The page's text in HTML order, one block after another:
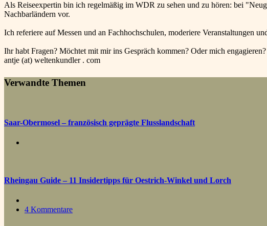
Als Reiseexpertin bin ich regelmäßig im WDR zu sehen und zu hören: bei
Nachbarländern vor.
Ich referiere auf Messen und an Fachhochschulen, moderiere Veranstaltungen
Ihr habt Fragen? Möchtet mit mir ins Gespräch kommen? Oder mich engagieren?
antje (at) weltenkundler . com
Verwandte Themen
Saar-Obermosel – französisch geprägte Flusslandschaft
Rheingau Guide – 11 Insidertipps für Oestrich-Winkel und Lorch
4 Kommentare